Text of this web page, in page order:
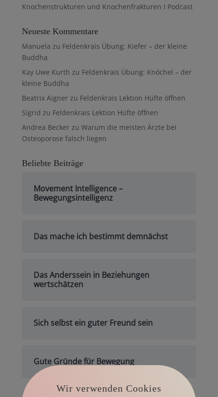
Knochenstrukturen und Knochenfrakturen I Podcast
Neueste Kommentare
Manuela zu Feldenkrais Übung: Kiefer – der kleine
Buddha
Kay Uwe Kurth zu Feldenkrais Übung: Knöchel – der
kleine Buddha
Beatrix Aignerzu Feldenkrais Lektion Hüfte öffnen
Sigrid zu Feldenkrais Lektion Hüfte öffnen
Andrea Beckerzu Warum die meisten Ärzte bei
Osteoporose falsch liegen
Beliebte Beiträge
Movement Intelligence –
Bewegungsintelligenz
Das mache ich bestimmt demnächst
Das Anderssein in Beziehungen
wertschätzen
Sich selbst ein guter Freund sein
Gute Gründe für Bewegung
Wir verwenden Cookies